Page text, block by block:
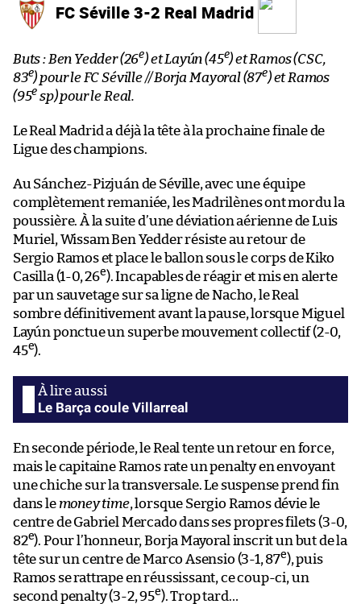
FC Séville 3-2 Real Madrid
Buts : Ben Yedder (26e) et Layún (45e) et Ramos (CSC,
83e) pour le FC Séville // Borja Mayoral (87e) et Ramos
(95e sp) pour le Real.
Le Real Madrid a déjà la tête à la prochaine finale de
Ligue des champions.
Au Sánchez-Pizjuán de Séville, avec une équipe
complètement remaniée, les Madrilènes ont mordu la
poussière. À la suite d’une déviation aérienne de Luis
Muriel, Wissam Ben Yedder résiste au retour de
Sergio Ramos et place le ballon sous le corps de Kiko
Casilla (1-0, 26e). Incapables de réagir et mis en alerte
par un sauvetage sur sa ligne de Nacho, le Real
sombre définitivement avant la pause, lorsque Miguel
Layún ponctue un superbe mouvement collectif (2-0,
45e).
Le Barça coule Villarreal
En seconde période, le Real tente un retour en force,
mais le capitaine Ramos rate un penalty en envoyant
une chiche sur la transversale. Le suspense prend fin
dans le money time, lorsque Sergio Ramos dévie le
centre de Gabriel Mercado dans ses propres filets (3-0,
82e). Pour l’honneur, Borja Mayoral inscrit un but de la
tête sur un centre de Marco Asensio (3-1, 87e), puis
Ramos se rattrape en réussissant, ce coup-ci, un
second penalty (3-2, 95e). Trop tard…